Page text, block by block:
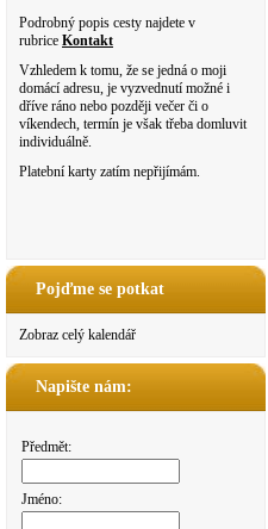
Podrobný popis cesty najdete v
rubrice Kontakt
Vzhledem k tomu, že se jedná o moji
domácí adresu, je vyzvednutí možné i
dříve ráno nebo později večer či o
víkendech, termín je však třeba domluvit
individuálně.
Platební karty zatím nepřijímám.
Pojďme se potkat
Zobraz celý kalendář
Napište nám:
Předmět:
Jméno: